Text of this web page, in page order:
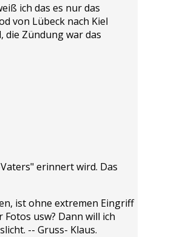
ich das es nur das
von Lübeck nach Kiel
die Zündung war das
erinnert wird. Das
ist ohne extremen Eingriff
usw? Dann will ich
-- Gruss- Klaus.